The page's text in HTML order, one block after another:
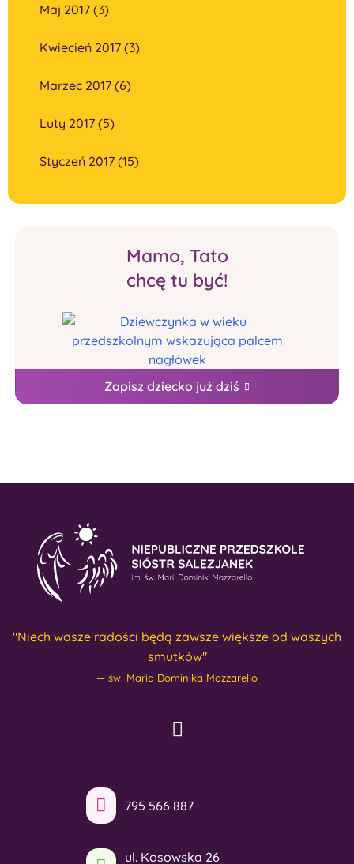
Maj 2017 (3)
Kwiecień 2017 (3)
Marzec 2017 (6)
Luty 2017 (5)
Styczeń 2017 (15)
Mamo, Tato
chcę tu być!
Zapisz dziecko już dziś
"Niech wasze radości będą zawsze większe od waszych
smutków"
św. Maria Dominika Mazzarello
795 566 887
ul. Kosowska 26